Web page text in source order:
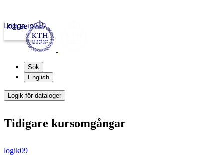
kth.se
Logga in
Sök
English
Logik för dataloger
Tidigare kursomgångar
logik09